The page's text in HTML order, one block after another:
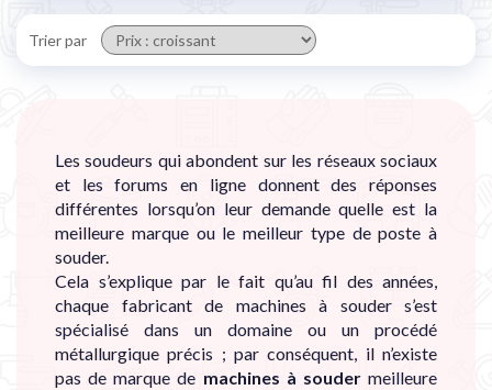
Trier par
Les soudeurs qui abondent sur les réseaux sociaux
et les forums en ligne donnent des réponses
différentes lorsqu’on leur demande quelle est la
meilleure marque ou le meilleur type de poste à
souder.
Cela s’explique par le fait qu’au fil des années,
chaque fabricant de machines à souder s’est
spécialisé dans un domaine ou un procédé
métallurgique précis ; par conséquent, il n’existe
pas de marque de machines à soudermeilleure